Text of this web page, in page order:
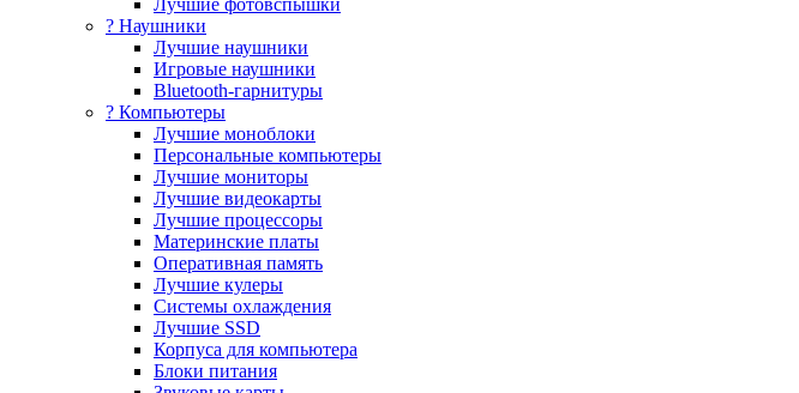
? Наушники
Лучшие наушники
Игровые наушники
Bluetooth-гарнитуры
?️ Компьютеры
Лучшие моноблоки
Персональные компьютеры
Лучшие мониторы
Лучшие видеокарты
Лучшие процессоры
Материнские платы
Оперативная память
Лучшие кулеры
Системы охлаждения
Лучшие SSD
Корпуса для компьютера
Блоки питания